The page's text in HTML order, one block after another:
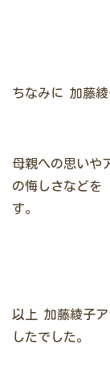
ちなみに 加藤
母親への思いや
の悔しさなどを
す。
以上 加藤綾子
したでした。